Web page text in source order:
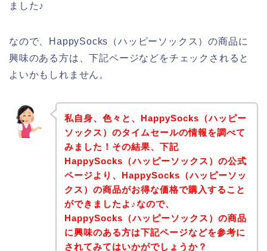
ました♪
なので、HappySocks（ハッピーソックス）の商品に
興味のある方は、下記ページなどをチェックされると
よいかもしれません。
私自身、色々と、HappySocks（ハッピー
ソックス）のタイムセールの情報を調べて
みました！その結果、下記
HappySocks（ハッピーソックス）の公式
ページより、HappySocks（ハッピーソッ
クス）の商品がお得な価格で購入すること
ができましたよ♪なので、
HappySocks（ハッピーソックス）の商品
に興味のある方は下記ページなどを参考に
されてみてはいかがでしょうか？